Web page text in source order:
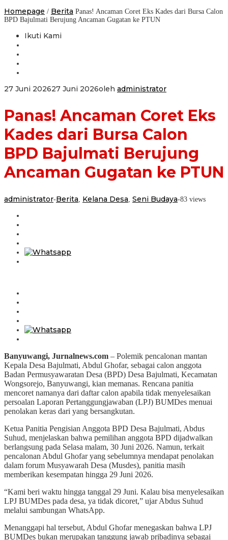
Homepage / Berita Panas! Ancaman Coret Eks Kades dari Bursa Calon
BPD Bajulmati Berujung Ancaman Gugatan ke PTUN
Ikuti Kami
27 Juni 202627 Juni 2026oleh administrator
Panas! Ancaman Coret Eks
Kades dari Bursa Calon
BPD Bajulmati Berujung
Ancaman Gugatan ke PTUN
administrator-Berita Kelana Desa Seni Budaya-83 views
Banyuwangi, Jurnalnews.com – Polemik pencalonan mantan
Kepala Desa Bajulmati, Abdul Ghofar, sebagai calon anggota
Badan Permusyawaratan Desa (BPD) Desa Bajulmati, Kecamatan
Wongsorejo, Banyuwangi, kian memanas. Rencana panitia
mencoret namanya dari daftar calon apabila tidak menyelesaikan
persoalan Laporan Pertanggungjawaban (LPJ) BUMDes menuai
penolakan keras dari yang bersangkutan.
Ketua Panitia Pengisian Anggota BPD Desa Bajulmati, Abdus
Suhud, menjelaskan bahwa pemilihan anggota BPD dijadwalkan
berlangsung pada Selasa malam, 30 Juni 2026. Namun, terkait
pencalonan Abdul Ghofar yang sebelumnya mendapat penolakan
dalam forum Musyawarah Desa (Musdes), panitia masih
memberikan kesempatan hingga 29 Juni 2026.
“Kami beri waktu hingga tanggal 29 Juni. Kalau bisa menyelesaikan
LPJ BUMDes pada desa, ya tidak dicoret,” ujar Abdus Suhud
melalui sambungan WhatsApp.
Menanggapi hal tersebut, Abdul Ghofar menegaskan bahwa LPJ
BUMDes bukan merupakan tanggung jawab pribadinya sebagai